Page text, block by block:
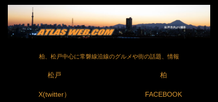
柏、松戸中心に常磐線沿線のグルメや街の話題、情報
松戸 柏
X(twitter） FACEBOOK